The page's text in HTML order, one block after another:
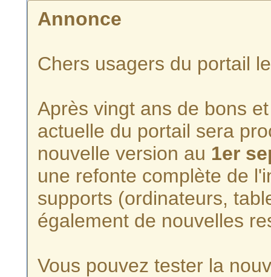
Annonce
Chers usagers du portail
Après vingt ans de bons
actuelle du portail sera
nouvelle version au 1er
une refonte complète de
supports (ordinateurs,
également de nouvelles
Vous pouvez tester la